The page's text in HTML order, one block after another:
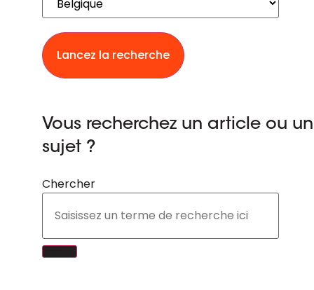
Lancez la recherche
Vous recherchez un article ou un
sujet ?
Chercher